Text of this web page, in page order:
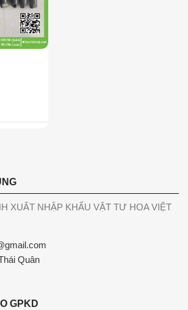
XUẤT NHẬP KHẨU VẬT TƯ HOA VIỆT
Quân
GPKD